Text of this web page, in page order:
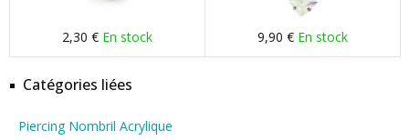
2,30 € En stock 9,90 € En stock
Catégories liées
Piercing Nombril Acrylique